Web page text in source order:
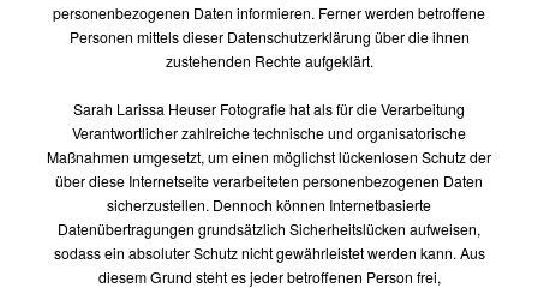
personenbezogenen Daten informieren. Ferner werden betroffene
Personen mittels dieser Datenschutzerklärung über die ihnen
zustehenden Rechte aufgeklärt.
Sarah Larissa Heuser Fotografie hat als für die Verarbeitung
Verantwortlicher zahlreiche technische und organisatorische
Maßnahmen umgesetzt, um einen möglichst lückenlosen Schutz der
über diese Internetseite verarbeiteten personenbezogenen Daten
sicherzustellen. Dennoch können Internetbasierte
Datenübertragungen grundsätzlich Sicherheitslücken aufweisen,
sodass ein absoluter Schutz nicht gewährleistet werden kann. Aus
diesem Grund steht es jeder betroffenen Person frei,